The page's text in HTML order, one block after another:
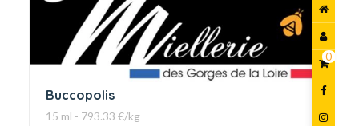
0
Buccopolis
15 ml - 793.33 €/kg